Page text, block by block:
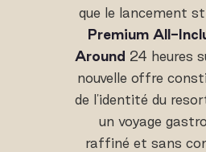
que le lancement
Premium All-
Around 24 heures
nouvelle offre
de l'identité du
un voyage
raffiné et sans